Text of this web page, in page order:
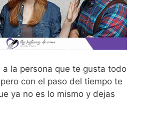
a la persona que te gusta todo
con el paso del tiempo te
ya no es lo mismo y dejas